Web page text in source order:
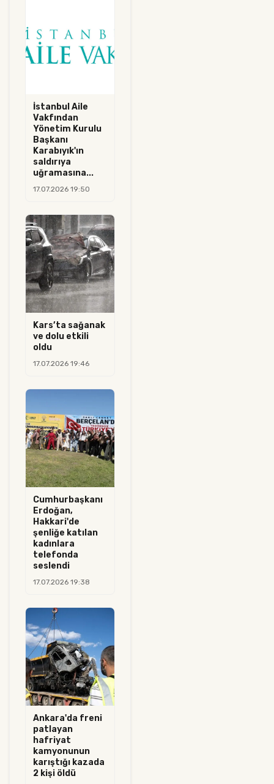
İstanbul Aile
Vakfından
Yönetim Kurulu
Başkanı
Karabıyık'ın
saldırıya
uğramasına...
17.07.2026 19:50
Kars’ta sağanak
ve dolu etkili
oldu
17.07.2026 19:46
Cumhurbaşkanı
Erdoğan,
Hakkari'de
şenliğe katılan
kadınlara
telefonda
seslendi
17.07.2026 19:38
Ankara'da freni
patlayan
hafriyat
kamyonunun
karıştığı kazada
2 kişi öldü